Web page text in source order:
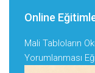
Online
Mali Tabloların
Yorumlanması